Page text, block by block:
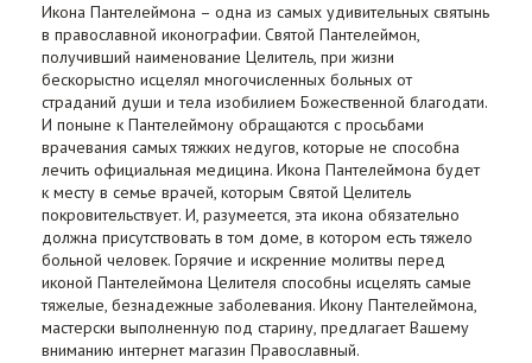
Икона Пантелеймона – одна из самых удивительных святынь
в православной иконографии. Святой Пантелеймон,
получивший наименование Целитель, при жизни
бескорыстно исцелял многочисленных больных от
страданий души и тела изобилием Божественной благодати.
И поныне к Пантелеймону обращаются с просьбами
врачевания самых тяжких недугов, которые не способна
лечить официальная медицина. Икона Пантелеймона будет
к месту в семье врачей, которым Святой Целитель
покровительствует. И, разумеется, эта икона обязательно
должна присутствовать в том доме, в котором есть тяжело
больной человек. Горячие и искренние молитвы перед
иконой Пантелеймона Целителя способны исцелять самые
тяжелые, безнадежные заболевания. Икону Пантелеймона,
мастерски выполненную под старину, предлагает Вашему
вниманию интернет магазин Православный.